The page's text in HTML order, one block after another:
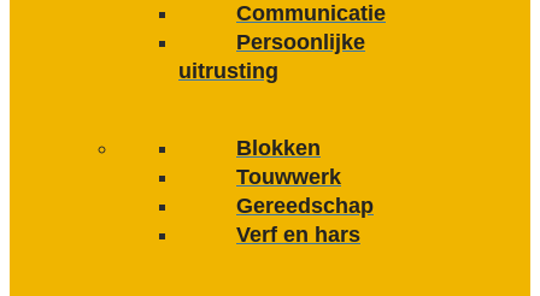
Communicatie
Persoonlijke
uitrusting
Blokken
Touwwerk
Gereedschap
Verf en hars